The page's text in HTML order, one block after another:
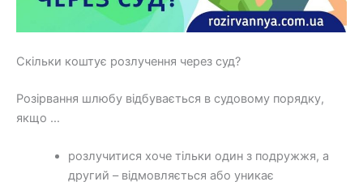
Скільки коштує розлучення через суд?
Розірвання шлюбу відбувається в судовому порядку,
якщо …
розлучитися хоче тільки один з подружжя, а
другий – відмовляється або уникає